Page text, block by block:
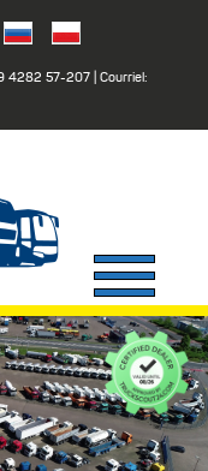
4282 57-207| Courriel: